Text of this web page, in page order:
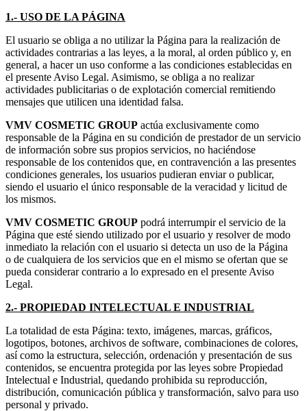
1.- USO DE LA PÁGINA
El usuario se obliga a no utilizar la Página para la realización de
actividades contrarias a las leyes, a la moral, al orden público y, en
general, a hacer un uso conforme a las condiciones establecidas en
el presente Aviso Legal. Asimismo, se obliga a no realizar
actividades publicitarias o de explotación comercial remitiendo
mensajes que utilicen una identidad falsa.
VMV COSMETIC GROUP actúa exclusivamente como
responsable de la Página en su condición de prestador de un servicio
de información sobre sus propios servicios, no haciéndose
responsable de los contenidos que, en contravención a las presentes
condiciones generales, los usuarios pudieran enviar o publicar,
siendo el usuario el único responsable de la veracidad y licitud de
los mismos.
VMV COSMETIC GROUP podrá interrumpir el servicio de la
Página que esté siendo utilizado por el usuario y resolver de modo
inmediato la relación con el usuario si detecta un uso de la Página
o de cualquiera de los servicios que en el mismo se ofertan que se
pueda considerar contrario a lo expresado en el presente Aviso
Legal.
2.- PROPIEDAD INTELECTUAL E INDUSTRIAL
La totalidad de esta Página: texto, imágenes, marcas, gráficos,
logotipos, botones, archivos de software, combinaciones de colores,
así como la estructura, selección, ordenación y presentación de sus
contenidos, se encuentra protegida por las leyes sobre Propiedad
Intelectual e Industrial, quedando prohibida su reproducción,
distribución, comunicación pública y transformación, salvo para uso
personal y privado.